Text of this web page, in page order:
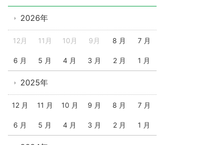
2026年
12月 11月 10月 9月 8 月 7 月
6 月 5 月 4 月 3 月 2 月 1 月
2025年
12 月 11 月 10 月 9 月 8 月 7 月
6 月 5 月 4 月 3 月 2 月 1 月